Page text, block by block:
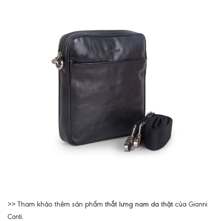
>> Tham khảo thêm sản phẩm thắt lưng nam da thật của Gianni
Conti.